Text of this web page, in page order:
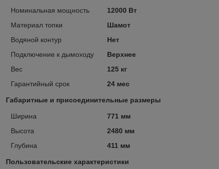
Номинальная мощность
12000 Вт
Материал топки
Шамот
Водяной контур
Нет
Подключение к дымоходу
Верхнее
Вес
125 кг
Гарантийный срок
24 мес
Габаритные и присоединительные размеры
Ширина
771 мм
Высота
2480 мм
Глубина
411 мм
Пользовательские характеристики